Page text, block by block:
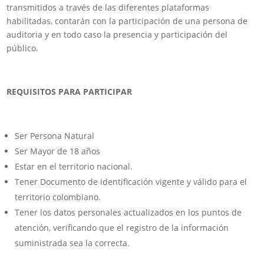
transmitidos a través de las diferentes plataformas
habilitadas, contarán con la participación de una persona de
auditoria y en todo caso la presencia y participación del
público.
REQUISITOS PARA PARTICIPAR
Ser Persona Natural
Ser Mayor de 18 años
Estar en el territorio nacional.
Tener Documento de identificación vigente y válido para el
territorio colombiano.
Tener los datos personales actualizados en los puntos de
atención, verificando que el registro de la información
suministrada sea la correcta.